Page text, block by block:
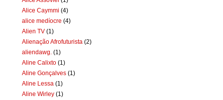
Alice Caymmi (4)
alice medíocre (4)
Alien TV (1)
Alienação Afrofuturista (2)
aliendawg. (1)
Aline Calixto (1)
Aline Gonçalves (1)
Aline Lessa (1)
Aline Wirley (1)